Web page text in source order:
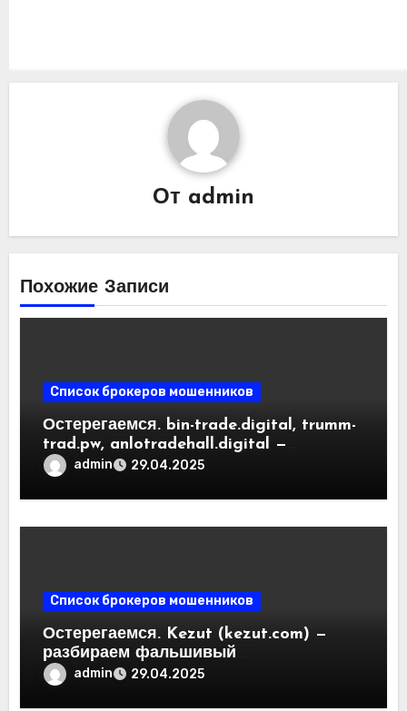
От admin
Похожие Записи
Список брокеров мошенников
Остерегаемся. bin-trade.digital, trumm-
trad.pw, anlotradehall.digital —
разоблачение фальшивых
криптобирж. Как вернуть деньги.
Отзывы пользователей
admin 29.04.2025
Список брокеров мошенников
Остерегаемся. Kezut (kezut.com) —
разбираем фальшивый
криптовалютный обменник. Как
вернуть деньги. Отзывы
admin 29.04.2025